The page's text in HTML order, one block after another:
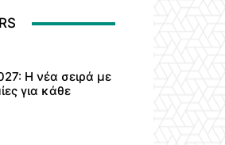
Η νέα σειρά με
για κάθε